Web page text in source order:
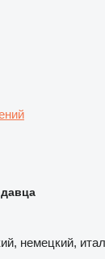
немецкий,